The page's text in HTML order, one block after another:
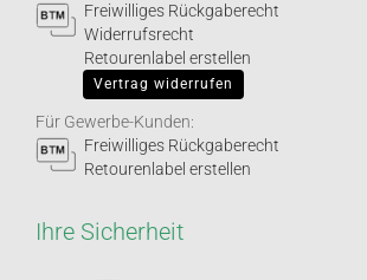
Freiwilliges Rückgaberecht
Widerrufsrecht
Retourenlabel erstellen
Vertrag widerrufen
Für Gewerbe-Kunden:
Freiwilliges Rückgaberecht
Retourenlabel erstellen
Ihre Sicherheit